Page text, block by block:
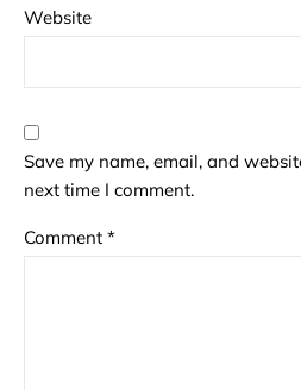
Website
Save my name, email, and
next time I comment.
Comment *